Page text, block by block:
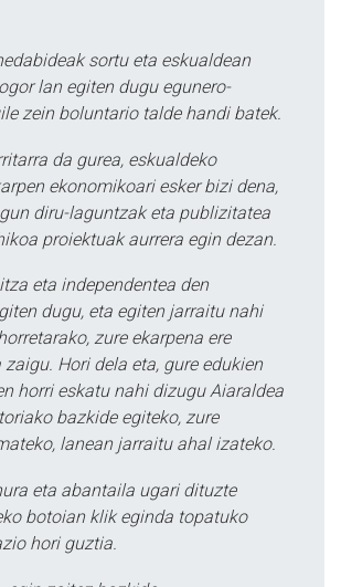
sortu eta eskualdean
lan egiten dugu egunero-
zein boluntario talde handi batek.
da gurea, eskualdeko
ekonomikoari esker bizi dena,
diru-laguntzak eta publizitatea
proiektuak aurrera egin dezan.
eta independentea den
dugu, eta egiten jarraitu nahi
zure ekarpena ere
Hori dela eta, gure edukien
horri eskatu nahi dizugu Aiaraldea
bazkide egiteko, zure
lanean jarraitu ahal izateko.
eta abantaila ugari dituzte
botoian klik eginda topatuko
hori guztia.